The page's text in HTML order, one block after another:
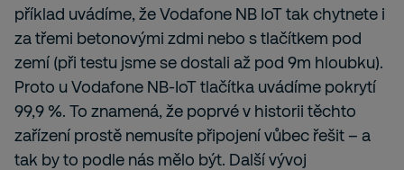
příklad uvádíme, že Vodafone NB IoT tak chytnete i
za třemi betonovými zdmi nebo s tlačítkem pod
zemí (při testu jsme se dostali až pod 9m hloubku).
Proto u Vodafone NB-IoT tlačítka uvádíme pokrytí
99,9 %. To znamená, že poprvé v historii těchto
zařízení prostě nemusíte připojení vůbec řešit – a
tak by to podle nás mělo být. Další vývoj